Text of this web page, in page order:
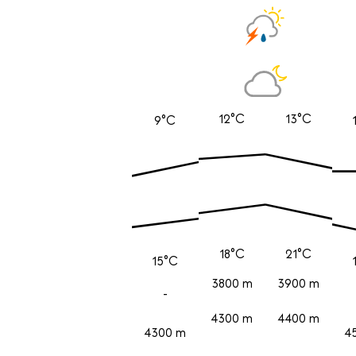
9°C
15°C
-
4300 m
12°C
18°C
3800 m
4300 m
13°C
21°C
3900 m
4400 m